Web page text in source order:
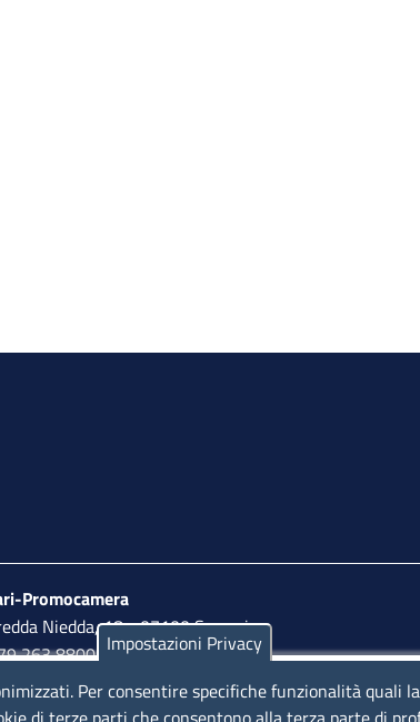
Promocamera
Niedda, 18 - 07100 Sassari
263 8800 | Fax 079 2638810
al venerdì: 10,00 - 13,00; mercoledì pomeriggio:
Impostazioni Privacy
Per consentire specifiche funzionalità quali